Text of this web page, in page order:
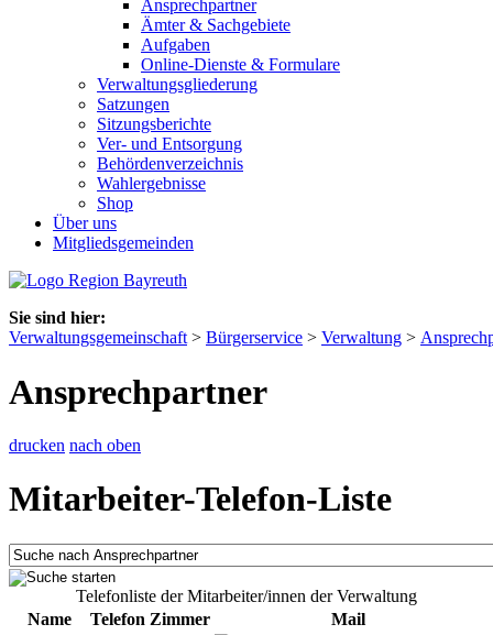
Ansprechpartner
Ämter & Sachgebiete
Aufgaben
Online-Dienste & Formulare
Verwaltungsgliederung
Satzungen
Sitzungsberichte
Ver- und Entsorgung
Behördenverzeichnis
Wahlergebnisse
Shop
Über uns
Mitgliedsgemeinden
Sie sind hier:
Verwaltungsgemeinschaft > Bürgerservice > Verwaltung >
Ansprechpartner
drucken nach oben
Mitarbeiter-Telefon-Liste
Telefonliste der Mitarbeiter/innen der Verwaltung
Name
Telefon Zimmer Mail